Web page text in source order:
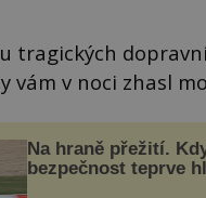
tragických
vám v noci zhasl
Na hraně přežití.
bezpečnost teprve